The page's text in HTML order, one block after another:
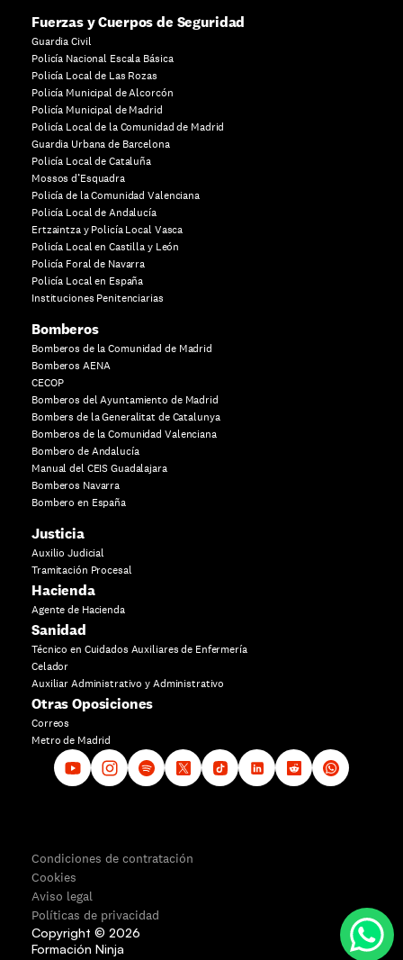
Fuerzas y Cuerpos de Seguridad
Guardia Civil
Policía Nacional Escala Básica
Policía Local de Las Rozas
Policía Municipal de Alcorcón
Policía Municipal de Madrid
Policía Local de la Comunidad de Madrid
Guardia Urbana de Barcelona
Policía Local de Cataluña
Mossos d’Esquadra
Policía de la Comunidad Valenciana
Policía Local de Andalucía
Ertzaintza y Policía Local Vasca
Policía Local en Castilla y León
Policía Foral de Navarra
Policía Local en España
Instituciones Penitenciarias
Bomberos
Bomberos de la Comunidad de Madrid
Bomberos AENA
CECOP
Bomberos del Ayuntamiento de Madrid
Bombers de la Generalitat de Catalunya
Bomberos de la Comunidad Valenciana
Bombero de Andalucía
Manual del CEIS Guadalajara
Bomberos Navarra
Bombero en España
Justicia
Auxilio Judicial
Tramitación Procesal
Hacienda
Agente de Hacienda
Sanidad
Técnico en Cuidados Auxiliares de Enfermería
Celador
Auxiliar Administrativo y Administrativo
Otras Oposiciones
Correos
Metro de Madrid
Condiciones de contratación
Cookies
Aviso legal
Políticas de privacidad
Copyright © 2026
Formación Ninja